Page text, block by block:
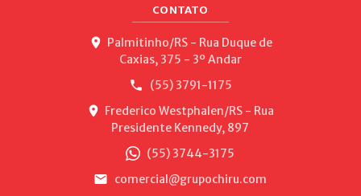
CONTATO
Palmitinho/RS - Rua Duque de
Caxias, 375 - 3º Andar
(55) 3791-1175
Frederico Westphalen/RS - Rua
Presidente Kennedy, 897
(55) 3744-3175
comercial@grupochiru.com